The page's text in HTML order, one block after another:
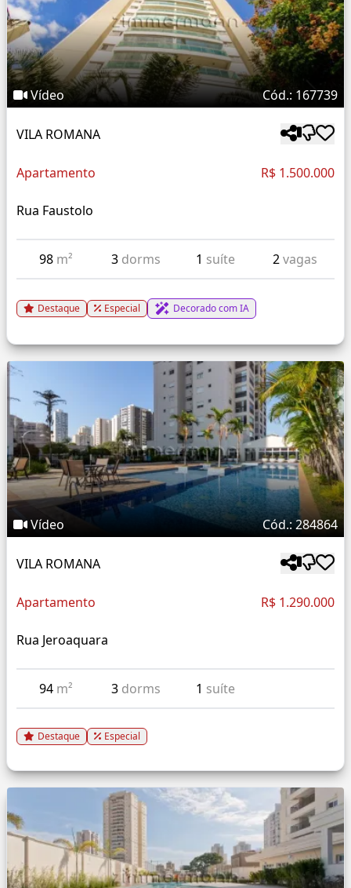
Vídeo Cód.: 167739
VILA ROMANA
Apartamento R$ 1.500.000
Rua Faustolo
98 m² 3 dorms 1 suíte 2vagas
Destaque Especial Decorado com IA
Vídeo Cód.: 284864
VILA ROMANA
Apartamento R$ 1.290.000
Rua Jeroaquara
94 m² 3 dorms 1 suíte
Destaque Especial